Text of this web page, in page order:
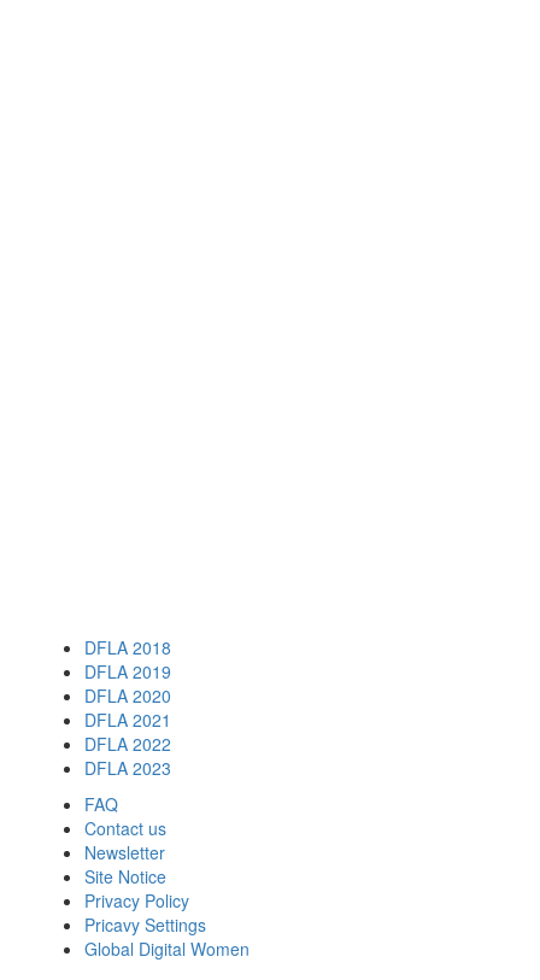
DFLA 2018
DFLA 2019
DFLA 2020
DFLA 2021
DFLA 2022
DFLA 2023
FAQ
Contact us
Newsletter
Site Notice
Privacy Policy
Pricavy Settings
Global Digital Women